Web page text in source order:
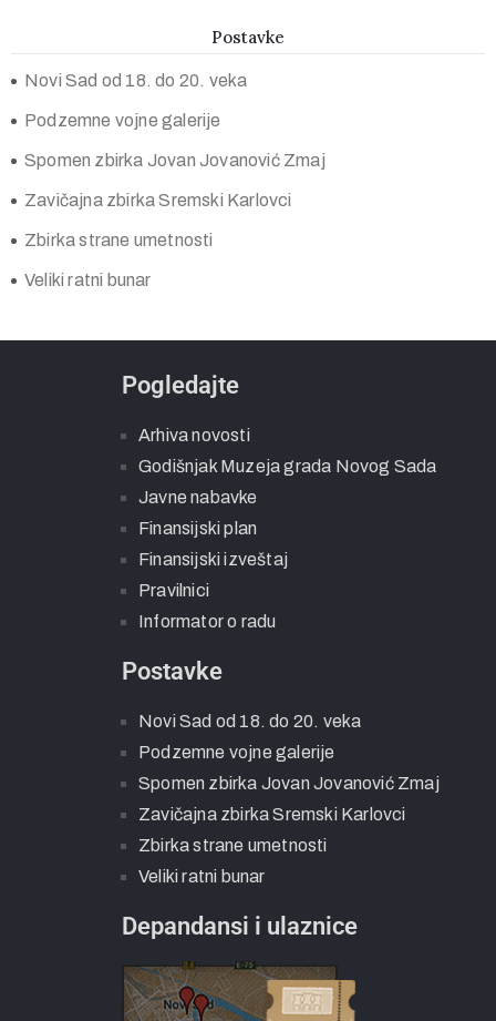
Postavke
Novi Sad od 18. do 20. veka
Podzemne vojne galerije
Spomen zbirka Jovan Jovanović Zmaj
Zavičajna zbirka Sremski Karlovci
Zbirka strane umetnosti
Veliki ratni bunar
Pogledajte
Arhiva novosti
Godišnjak Muzeja grada Novog Sada
Javne nabavke
Finansijski plan
Finansijski izveštaj
Pravilnici
Informator o radu
Postavke
Novi Sad od 18. do 20. veka
Podzemne vojne galerije
Spomen zbirka Jovan Jovanović Zmaj
Zavičajna zbirka Sremski Karlovci
Zbirka strane umetnosti
Veliki ratni bunar
Depandansi i ulaznice